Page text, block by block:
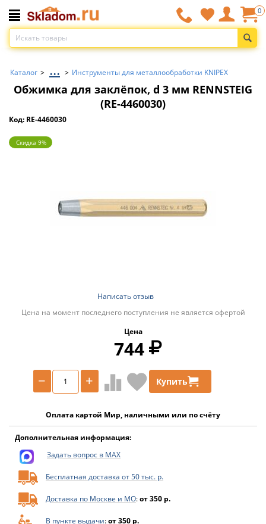
0
Каталог > ... > Инструменты для металлообработки KNIPEX
Обжимка для заклёпок, d 3 мм RENNSTEIG
(RE-4460030)
Код: RE-4460030
Скидка 9%
Написать отзыв
Цена на момент последнего поступления не является офертой
Цена
744
+
− Купить
Оплата картой Мир, наличными или по счёту
Дополнительная информация:
Задать вопрос в MAX
Бесплатная доставка от 50 тыс. р.
Доставка по Москве и МО:от 350 р.
В пункте выдачи:от 350 р.